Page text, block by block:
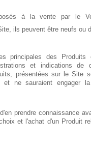
à la vente par le
ils peuvent être neufs ou
principales des
et indications de
présentées sur le Site
et ne sauraient engager
prendre connaissance
et l'achat d'un Produit